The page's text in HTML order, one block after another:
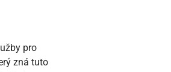
pro
zná tuto